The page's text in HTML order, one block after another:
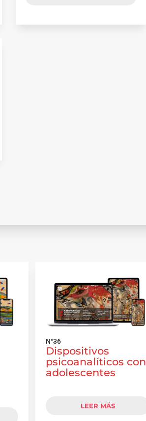
N°36
Dispositivos
psicoanalíticos con
adolescentes
LEER MÁS